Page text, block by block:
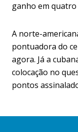
ganho em
A norte-
pontuadora do
agora. Já a
colocação no
pontos